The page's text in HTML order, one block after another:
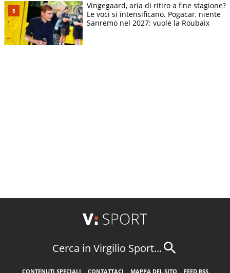
Vingegaard, aria di ritiro a fine stagione?
Le voci si intensificano. Pogacar, niente
Sanremo nel 2027: vuole la Roubaix
Cerca in Virgilio Sport...
CONTENUTI SPECIALI CONTATTACI MAPPA DEL SITO FEED RSS